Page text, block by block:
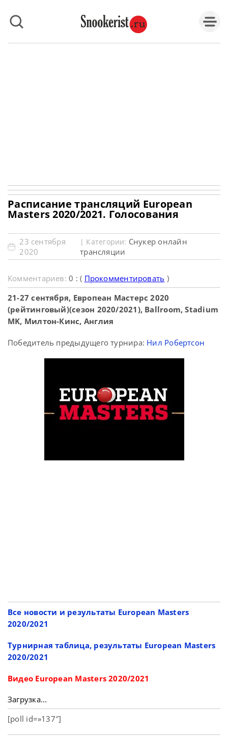
Расписание трансляций European
Masters 2020/2021. Голосования
23 сентября
2020
| Категории: Снукер онлайн
трансляции
Комментариев:0 : ( Прокомментировать )
21-27 сентября, Европеан Мастерс 2020
(рейтинговый)(сезон 2020/2021), Ballroom, Stadium
MK, Милтон-Кинс, Англия
Победитель предыдущего турнира: Нил Робертсон
Все новости и результаты European Masters
2020/2021
Турнирная таблица, результаты European Masters
2020/2021
Видео European Masters 2020/2021
Загрузка...
[poll id=»137″]